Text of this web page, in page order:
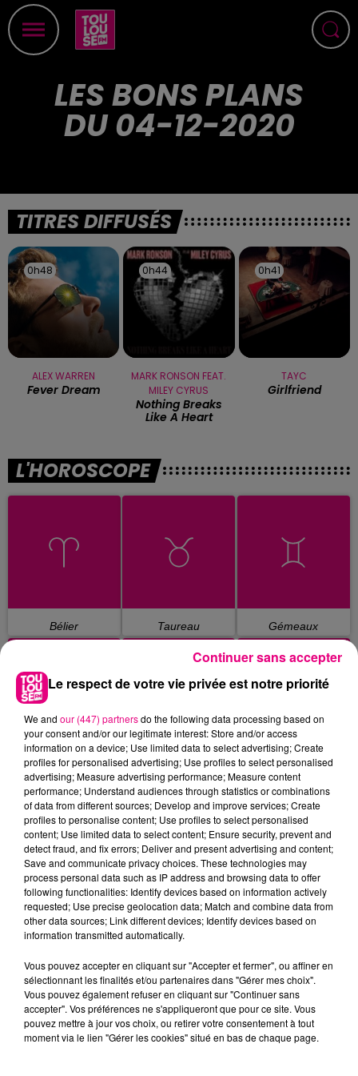
LES BONS PLANS
DU 04-12-2020
TITRES DIFFUSÉS
0h48
0h48
ALEX WARREN
Fever Dream
0h44
0h44
MARK RONSON FEAT.
MILEY CYRUS
Nothing Breaks
Like A Heart
0h41
0h41
TAYC
Girlfriend
L'HOROSCOPE
Bélier Taureau Gémeaux
Cancer Lion Vierge
Balance Scorpion Sagittaire
Le respect de votre vie privée est notre priorité
We and our (447) partnersdo the following data processing based on
your consent and/or our legitimate interest: Store and/or access
information on a device; Use limited data to select advertising; Create
profiles for personalised advertising; Use profiles to select personalised
advertising; Measure advertising performance; Measure content
performance; Understand audiences through statistics or combinations
of data from different sources; Develop and improve services; Create
profiles to personalise content; Use profiles to select personalised
content; Use limited data to select content; Ensure security, prevent and
detect fraud, and fix errors; Deliver and present advertising and content;
Save and communicate privacy choices. These technologies may
process personal data such as IP address and browsing data to offer
following functionalities: Identify devices based on information actively
requested; Use precise geolocation data; Match and combine data from
other data sources; Link different devices; Identify devices based on
information transmitted automatically.
Vous pouvez accepter en cliquant sur "Accepter et fermer", ou affiner en
sélectionnant les finalités et/ou partenaires dans "Gérer mes choix".
Vous pouvez également refuser en cliquant sur "Continuer sans
accepter". Vos préférences ne s'appliqueront que pour ce site. Vous
pouvez mettre à jour vos choix, ou retirer votre consentement à tout
moment via le lien "Gérer les cookies" situé en bas de chaque page.
Continuer sans accepter